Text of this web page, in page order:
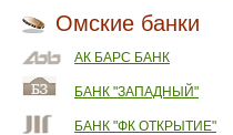
Омские банки
АК БАРС БАНК
БАНК "ЗАПАДНЫЙ"
БАНК "ФК ОТКРЫТИЕ"